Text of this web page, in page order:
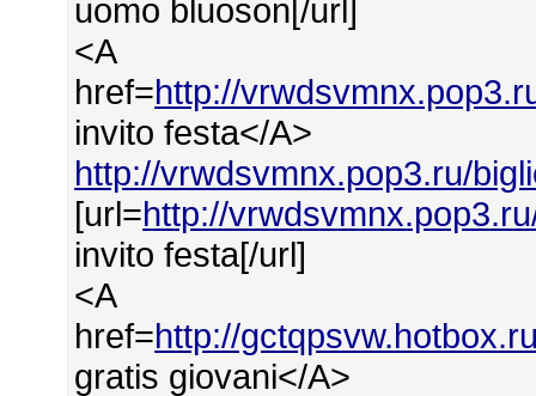
uomo bluoson[/url]
<A
href=http://
invito festa</A>
http://vrwdsvmnx.pop3.ru/
[url=http://
invito festa[/url]
<A
href=http://
gratis giovani</A>